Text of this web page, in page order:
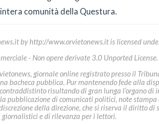
comunità della Questura.
by http://www.orvietonews.itis licensed
- Non opere derivate 3.0 Unported License.
giornale online registrato presso il
bacheca pubblica. Pur mantenendo fede alla
risultando di gran lunga l’organo di
pubblicazione di comunicati politici, note
della direzione, che si riserva il diritto di
e di rilevanza per i lettori.